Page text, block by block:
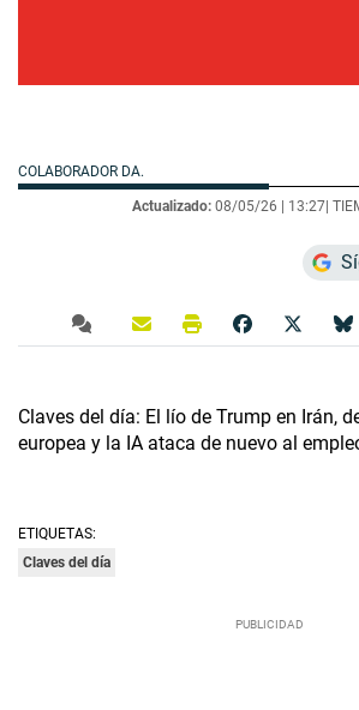
COLABORADOR DA.
Actualizado: 08/05/26 | 13:27 |
Claves del día: El lío de Trump en Irán,
europea y la IA ataca de nuevo al
ETIQUETAS:
Claves del día